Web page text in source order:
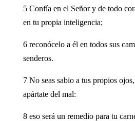
5 Confía en el Señor y de todo
en tu propia inteligencia;
6 reconócelo a él en todos sus
senderos.
7 No seas sabio a tus propios
apártate del mal:
8 eso será un remedio para tu